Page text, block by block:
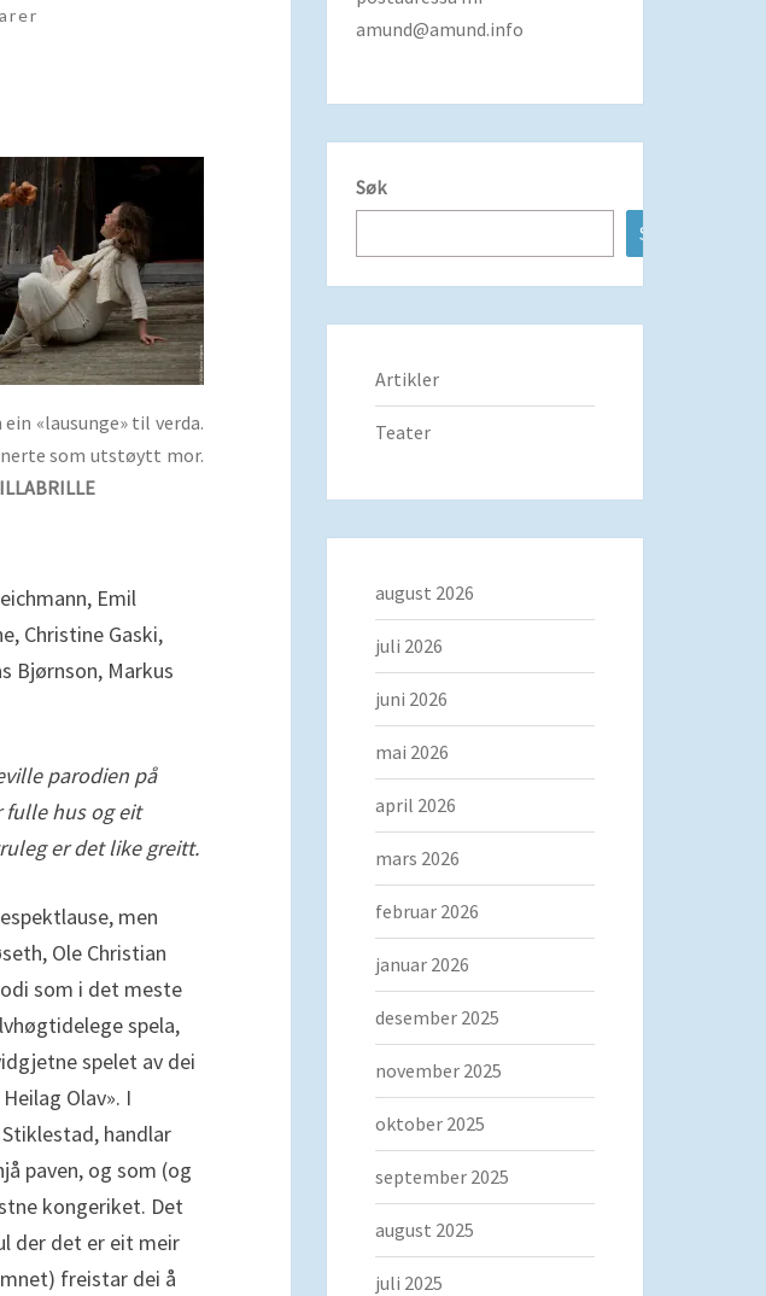
«lausunge» til verda.
som utstøytt mor.
Emil
Christine Gaski,
Bjørnson, Markus
parodien på
fulle hus og eit
er det like greitt.
men
Ole Christian
som i det meste
spela,
spelet av dei
Olav». I
handlar
paven, og som (og
kongeriket. Det
der det er eit meir
freistar dei å
amund@amund.info
Søk
Søk
Artikler
Teater
august 2026
juli 2026
juni 2026
mai 2026
april 2026
mars 2026
februar 2026
januar 2026
desember 2025
november 2025
oktober 2025
september 2025
august 2025
juli 2025